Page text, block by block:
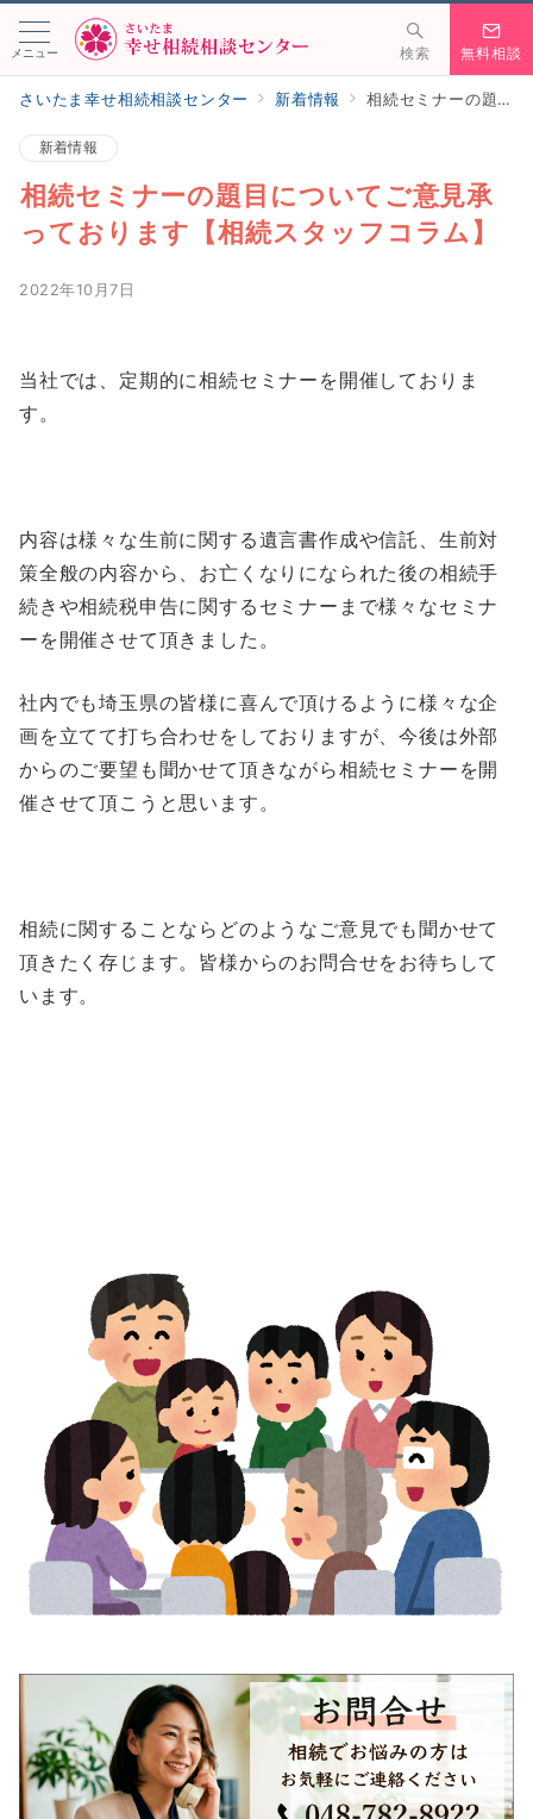
メニュー 検索 無料相談
さいたま幸せ相続相談センター 新着情報 相続セミナーの題目についてご意見承っております【相続スタッフコラム】
新着情報
相続セミナーの題目についてご意見承
っております【相続スタッフコラム】
2022年10月7日
当社では、定期的に相続セミナーを開催しておりま
す。
内容は様々な生前に関する遺言書作成や信託、生前対
策全般の内容から、お亡くなりになられた後の相続手
続きや相続税申告に関するセミナーまで様々なセミナ
ーを開催させて頂きました。
社内でも埼玉県の皆様に喜んで頂けるように様々な企
画を立てて打ち合わせをしておりますが、今後は外部
からのご要望も聞かせて頂きながら相続セミナーを開
催させて頂こうと思います。
相続に関することならどのようなご意見でも聞かせて
頂きたく存じます。皆様からのお問合せをお待ちして
います。